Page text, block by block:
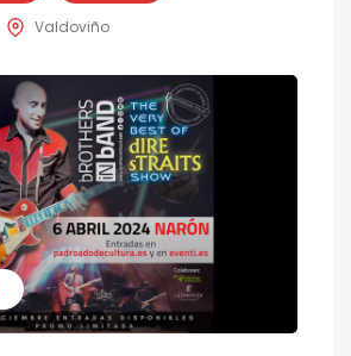
Valdoviño